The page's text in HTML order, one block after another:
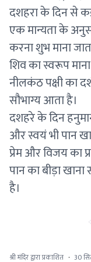
दशहरा के दिन से
एक मान्यता के
करना शुभ माना
शिव का स्वरूप
नीलकंठ पक्षी का
सौभाग्य आता है।
दशहरे के दिन
और स्वयं भी पान
प्रेम और विजय का
पान का बीड़ा
है।
श्री मंदिर द्वारा प्रकाशित · 30